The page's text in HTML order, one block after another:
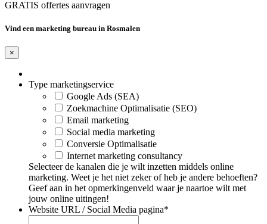
GRATIS offertes aanvragen
Vind een marketing bureau in Rosmalen
×
Type marketingservice
Google Ads (SEA)
Zoekmachine Optimalisatie (SEO)
Email marketing
Social media marketing
Conversie Optimalisatie
Internet marketing consultancy
Selecteer de kanalen die je wilt inzetten middels online
marketing. Weet je het niet zeker of heb je andere behoeften?
Geef aan in het opmerkingenveld waar je naartoe wilt met
jouw online uitingen!
Website URL / Social Media pagina*